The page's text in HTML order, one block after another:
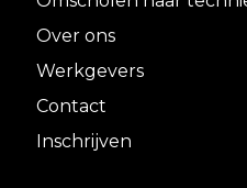
Over ons
Werkgevers
Contact
Inschrijven